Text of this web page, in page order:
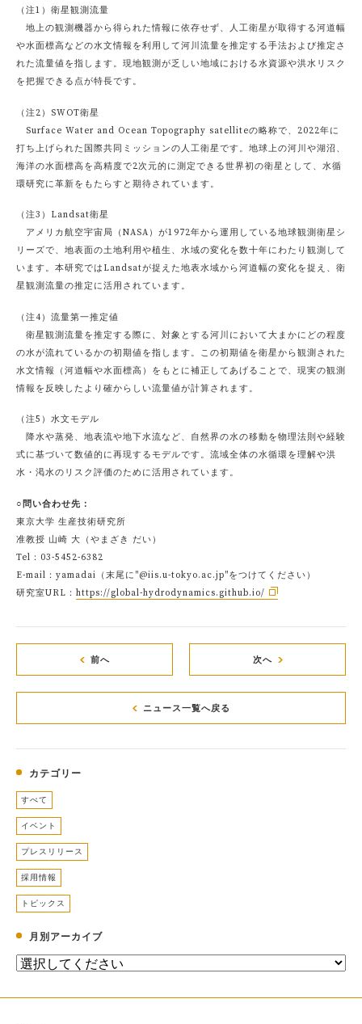
（注1）衛星観測流量
地上の観測機器から得られた情報に依存せず、人工衛星が取得する河道幅
や水面標高などの水文情報を利用して河川流量を推定する手法および推定さ
れた流量値を指します。現地観測が乏しい地域における水資源や洪水リスク
を把握できる点が特長です。
（注2）SWOT衛星
Surface Water and Ocean Topography satelliteの略称で、2022年に
打ち上げられた国際共同ミッションの人工衛星です。地球上の河川や湖沼、
海洋の水面標高を高精度で2次元的に測定できる世界初の衛星として、水循
環研究に革新をもたらすと期待されています。
（注3）Landsat衛星
アメリカ航空宇宙局（NASA）が1972年から運用している地球観測衛星シ
リーズで、地表面の土地利用や植生、水域の変化を数十年にわたり観測して
います。本研究ではLandsatが捉えた地表水域から河道幅の変化を捉え、衛
星観測流量の推定に活用されています。
（注4）流量第一推定値
衛星観測流量を推定する際に、対象とする河川において大まかにどの程度
の水が流れているかの初期値を指します。この初期値を衛星から観測された
水文情報（河道幅や水面標高）をもとに補正してあげることで、現実の観測
情報を反映したより確からしい流量値が計算されます。
（注5）水文モデル
降水や蒸発、地表流や地下水流など、自然界の水の移動を物理法則や経験
式に基づいて数値的に再現するモデルです。流域全体の水循環を理解や洪
水・渇水のリスク評価のために活用されています。
○問い合わせ先：
東京大学 生産技術研究所
准教授 山崎 大（やまざき だい）
Tel：03-5452-6382
E-mail：yamadai（末尾に"@iis.u-tokyo.ac.jp"をつけてください）
研究室URL： https://global-hydrodynamics.github.io/
前へ 次へ
ニュース一覧へ戻る
カテゴリー
すべて
イベント
プレスリリース
採用情報
トピックス
月別アーカイブ